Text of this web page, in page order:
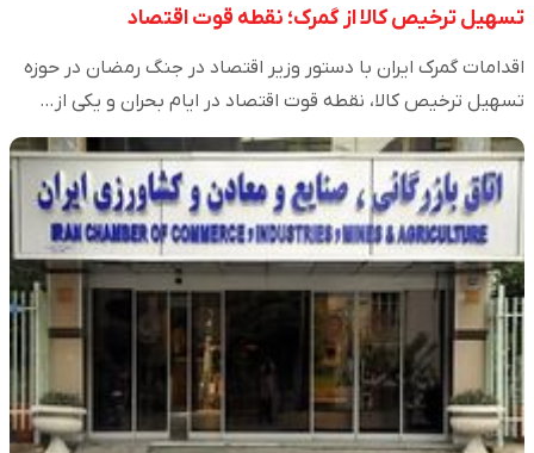
تسهیل ترخیص کالا از گمرک؛ نقطه قوت اقتصاد
اقدامات گمرک ایران با دستور وزیر اقتصاد در جنگ رمضان در حوزه
تسهیل ترخیص کالا، نقطه قوت اقتصاد در ایام بحران و یکی از…